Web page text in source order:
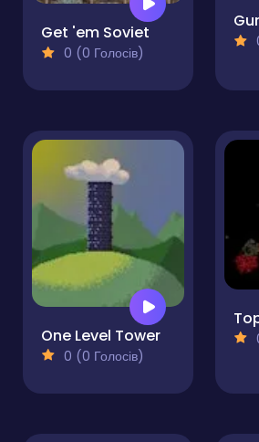
Get 'em Soviet
0 (0 Голосів)
One Level Tower
0 (0 Голосів)